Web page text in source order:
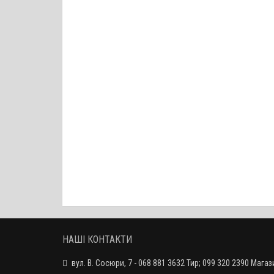
НАШІ КОНТАКТИ
вул. В. Сосюри, 7 - 068 881 3632 Тир; 099 320 2390